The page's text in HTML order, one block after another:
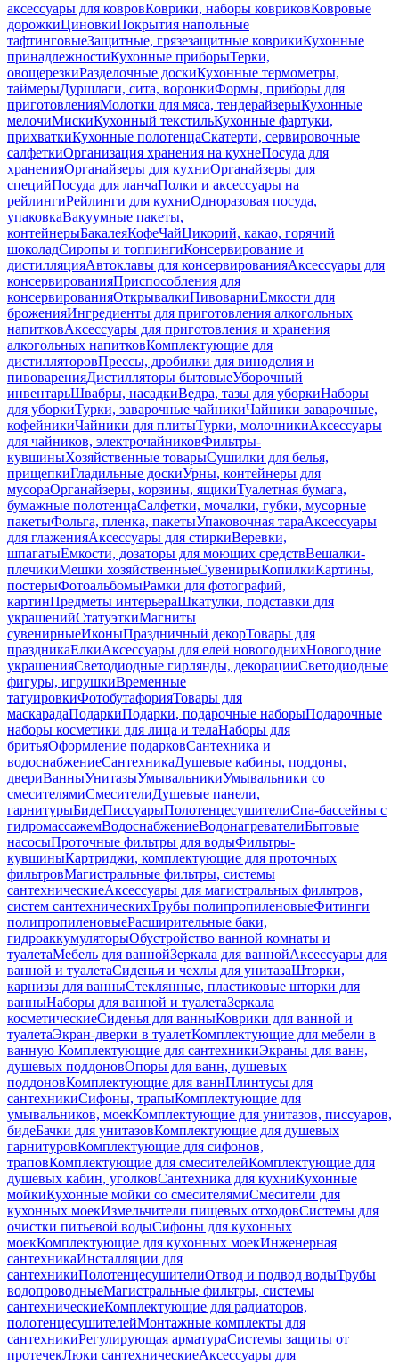
аксессуары для ковровКоврики, наборы ковриковКовровые
дорожкиЦиновкиПокрытия напольные
тафтинговыеЗащитные, грязезащитные коврикиКухонные
принадлежностиКухонные приборыТерки,
овощерезкиРазделочные доскиКухонные термометры,
таймерыДуршлаги, сита, воронкиФормы, приборы для
приготовленияМолотки для мяса, тендерайзерыКухонные
мелочиМискиКухонный текстильКухонные фартуки,
прихваткиКухонные полотенцаСкатерти, сервировочные
салфеткиОрганизация хранения на кухнеПосуда для
храненияОрганайзеры для кухниОрганайзеры для
специйПосуда для ланчаПолки и аксессуары на
рейлингиРейлинги для кухниОдноразовая посуда,
упаковкаВакуумные пакеты,
контейнерыБакалеяКофеЧайЦикорий, какао, горячий
шоколадСиропы и топпингиКонсервирование и
дистилляцияАвтоклавы для консервированияАксессуары для
консервированияПриспособления для
консервированияОткрывалкиПивоварниЕмкости для
броженияИнгредиенты для приготовления алкогольных
напитковАксессуары для приготовления и хранения
алкогольных напитковКомплектующие для
дистилляторовПрессы, дробилки для виноделия и
пивоваренияДистилляторы бытовыеУборочный
инвентарьШвабры, насадкиВедра, тазы для уборкиНаборы
для уборкиТурки, заварочные чайникиЧайники заварочные,
кофейникиЧайники для плитыТурки, молочникиАксессуары
для чайников, электрочайниковФильтры-
кувшиныХозяйственные товарыСушилки для белья,
прищепкиГладильные доскиУрны, контейнеры для
мусораОрганайзеры, корзины, ящикиТуалетная бумага,
бумажные полотенцаСалфетки, мочалки, губки, мусорные
пакетыФольга, пленка, пакетыУпаковочная тараАксессуары
для глаженияАксессуары для стиркиВеревки,
шпагатыЕмкости, дозаторы для моющих средствВешалки-
плечикиМешки хозяйственныеСувенирыКопилкиКартины,
постерыФотоальбомыРамки для фотографий,
картинПредметы интерьераШкатулки, подставки для
украшенийСтатуэткиМагниты
сувенирныеИконыПраздничный декорТовары для
праздникаЕлкиАксессуары для елей новогоднихНовогодние
украшенияСветодиодные гирлянды, декорацииСветодиодные
фигуры, игрушкиВременные
татуировкиФотобутафорияТовары для
маскарадаПодаркиПодарки, подарочные наборыПодарочные
наборы косметики для лица и телаНаборы для
бритьяОформление подарковСантехника и
водоснабжениеСантехникаДушевые кабины, поддоны,
двериВанныУнитазыУмывальникиУмывальники со
смесителямиСмесителиДушевые панели,
гарнитурыБидеПиссуарыПолотенцесушителиСпа-бассейны с
гидромассажемВодоснабжениеВодонагревателиБытовые
насосыПроточные фильтры для водыФильтры-
кувшиныКартриджи, комплектующие для проточных
фильтровМагистральные фильтры, системы
сантехническиеАксессуары для магистральных фильтров,
систем сантехническихТрубы полипропиленовыеФитинги
полипропиленовыеРасширительные баки,
гидроаккумуляторыОбустройство ванной комнаты и
туалетаМебель для ваннойЗеркала для ваннойАксессуары для
ванной и туалетаСиденья и чехлы для унитазаШторки,
карнизы для ванныСтеклянные, пластиковые шторки для
ванныНаборы для ванной и туалетаЗеркала
косметическиеСиденья для ванныКоврики для ванной и
туалетаЭкран-дверки в туалетКомплектующие для мебели в
ванную Комплектующие для сантехникиЭкраны для ванн,
душевых поддоновОпоры для ванн, душевых
поддоновКомплектующие для ваннПлинтусы для
сантехникиСифоны, трапыКомплектующие для
умывальников, моекКомплектующие для унитазов, писсуаров,
бидеБачки для унитазовКомплектующие для душевых
гарнитуровКомплектующие для сифонов,
траповКомплектующие для смесителейКомплектующие для
душевых кабин, уголковСантехника для кухниКухонные
мойкиКухонные мойки со смесителямиСмесители для
кухонных моекИзмельчители пищевых отходовСистемы для
очистки питьевой водыСифоны для кухонных
моекКомплектующие для кухонных моекИнженерная
сантехникаИнсталляции для
сантехникиПолотенцесушителиОтвод и подвод водыТрубы
водопроводныеМагистральные фильтры, системы
сантехническиеКомплектующие для радиаторов,
полотенцесушителейМонтажные комплекты для
сантехникиРегулирующая арматураСистемы защиты от
протечекЛюки сантехническиеАксессуары для